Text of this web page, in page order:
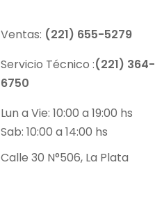
Ventas: (221) 655-5279
Servicio Técnico :(221) 364-
6750
Lun a Vie: 10:00 a 19:00 hs
Sab: 10:00 a 14:00 hs
Calle 30 N°506, La Plata